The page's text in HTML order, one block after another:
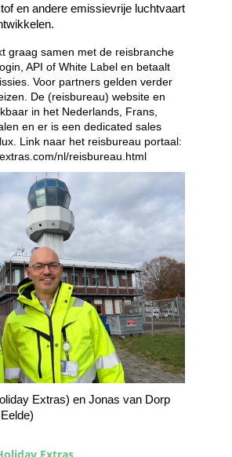
en andere emissievrije luchtvaart
graag samen met de reisbranche
API of White Label en betaalt
Voor partners gelden verder
De (reisbureau) website en
in het Nederlands, Frans,
en er is een dedicated sales
Link naar het reisbureau portaal:
nl/reisbureau.html
Extras) en Jonas van Dorp
Extras